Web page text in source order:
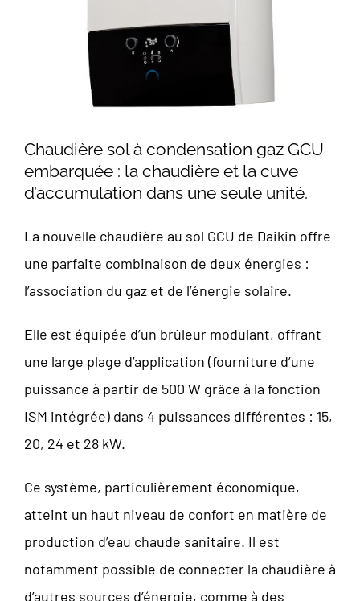
Chaudière sol à condensation gaz GCU
embarquée : la chaudière et la cuve
d’accumulation dans une seule unité.
La nouvelle chaudière au sol GCU de Daikin offre
une parfaite combinaison de deux énergies :
l’association du gaz et de l’énergie solaire.
Elle est équipée d’un brûleur modulant, offrant
une large plage d’application (fourniture d’une
puissance à partir de 500 W grâce à la fonction
ISM intégrée) dans 4 puissances différentes : 15,
20, 24 et 28 kW.
Ce système, particulièrement économique,
atteint un haut niveau de confort en matière de
production d’eau chaude sanitaire. Il est
notamment possible de connecter la chaudière à
d’autres sources d’énergie, comme à des